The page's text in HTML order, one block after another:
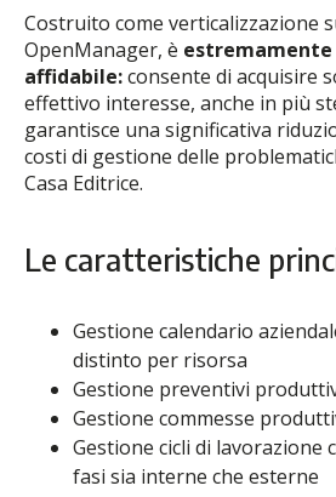
Costruito come verticalizzazione
OpenManager, è estremamente
affidabile:consente di acquisire
effettivo interesse, anche in più
garantisce una significativa
costi di gestione delle
Casa Editrice.
Le caratteristiche
Gestione calendario
distinto per risorsa
Gestione preventivi
Gestione commesse
Gestione cicli di lavorazione
fasi sia interne che esterne